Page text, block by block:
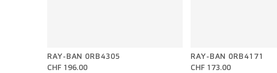
RAY-BAN 0RB4305
CHF 196.00
RAY-BAN 0RB4171
CHF 173.00